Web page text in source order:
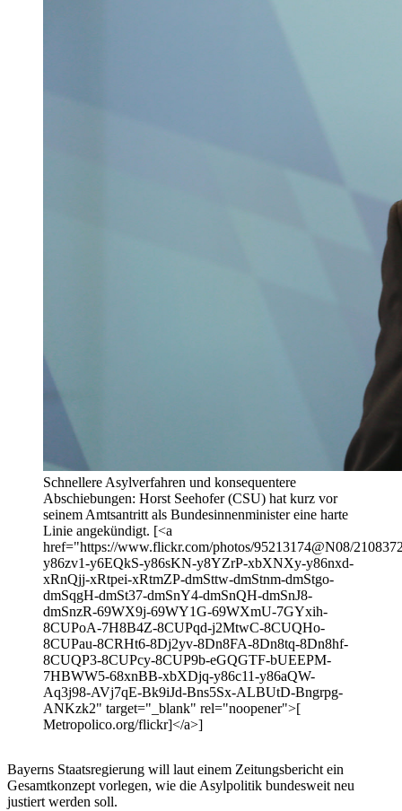
Schnellere Asylverfahren und konsequentere
Abschiebungen: Horst Seehofer (CSU) hat kurz vor
seinem Amtsantritt als Bundesinnenminister eine harte
Linie angekündigt. [<a
href="https://www.flickr.com/photos/95213174@N08/
y86zv1-y6EQkS-y86sKN-y8YZrP-xbXNXy-y86nxd-
xRnQjj-xRtpei-xRtmZP-dmSttw-dmStnm-dmStgo-
dmSqgH-dmSt37-dmSnY4-dmSnQH-dmSnJ8-
dmSnzR-69WX9j-69WY1G-69WXmU-7GYxih-
8CUPoA-7H8B4Z-8CUPqd-j2MtwC-8CUQHo-
8CUPau-8CRHt6-8Dj2yv-8Dn8FA-8Dn8tq-8Dn8hf-
8CUQP3-8CUPcy-8CUP9b-eGQGTF-bUEEPM-
7HBWW5-68xnBB-xbXDjq-y86c11-y86aQW-
Aq3j98-AVj7qE-Bk9iJd-Bns5Sx-ALBUtD-Bngrpg-
ANKzk2" target="_blank" rel="noopener">[
Metropolico.org/flickr]</a>]
Bayerns Staatsregierung will laut einem Zeitungsbericht ein
Gesamtkonzept vorlegen, wie die Asylpolitik bundesweit neu
justiert werden soll.